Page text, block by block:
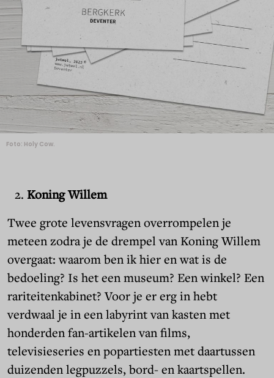
Foto: Holy Cow.
Koning Willem
Twee grote levensvragen overrompelen je
meteen zodra je de drempel van Koning Willem
overgaat: waarom ben ik hier en wat is de
bedoeling? Is het een museum? Een winkel? Een
rariteitenkabinet? Voor je er erg in hebt
verdwaal je in een labyrint van kasten met
honderden fan-artikelen van films,
televisieseries en popartiesten met daartussen
duizenden legpuzzels, bord- en kaartspellen.